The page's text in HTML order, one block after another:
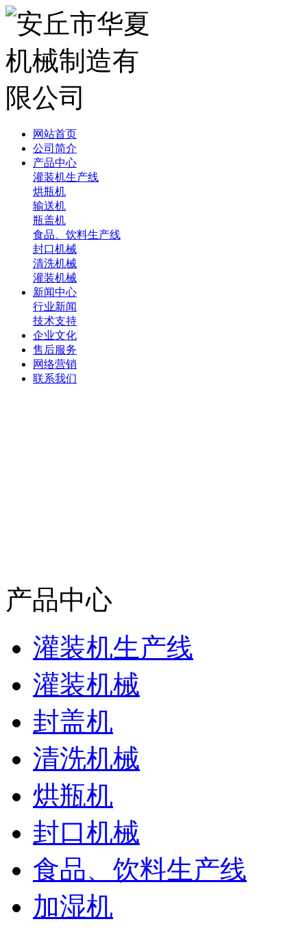
网站首页
公司简介
产品中心
灌装机生产线
烘瓶机
输送机
瓶盖机
食品、饮料生产线
封口机械
清洗机械
灌装机械
新闻中心
行业新闻
技术支持
企业文化
售后服务
网络营销
联系我们
产品中心
灌装机生产线
灌装机械
封盖机
清洗机械
烘瓶机
封口机械
食品、饮料生产线
加湿机